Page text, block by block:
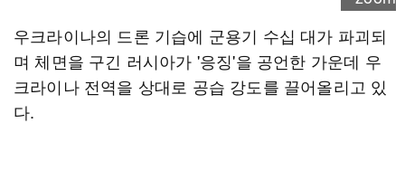
우크라이나의 드론 기습에 군용기 수십 대가 파괴되
며 체면을 구긴 러시아가 '응징'을 공언한 가운데 우
크라이나 전역을 상대로 공습 강도를 끌어올리고 있
다.